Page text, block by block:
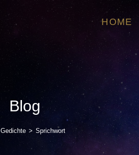
HOME
Blog
Gedichte > Sprichwort